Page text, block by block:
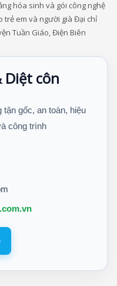
hóa sinh và gói công nghệ
trẻ em và người già Đại chỉ
Tuần Giáo, Điện Biên
Diệt côn
tận gốc, an toàn, hiệu
công trình